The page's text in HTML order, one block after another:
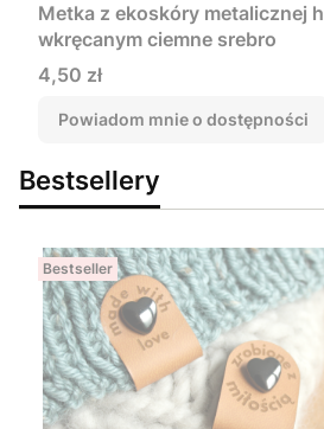
Metka z ekoskóry metalicznej
wkręcanym ciemne srebro
Cena
4,50 zł
Powiadom mnie o dostępności
Bestsellery
Bestseller